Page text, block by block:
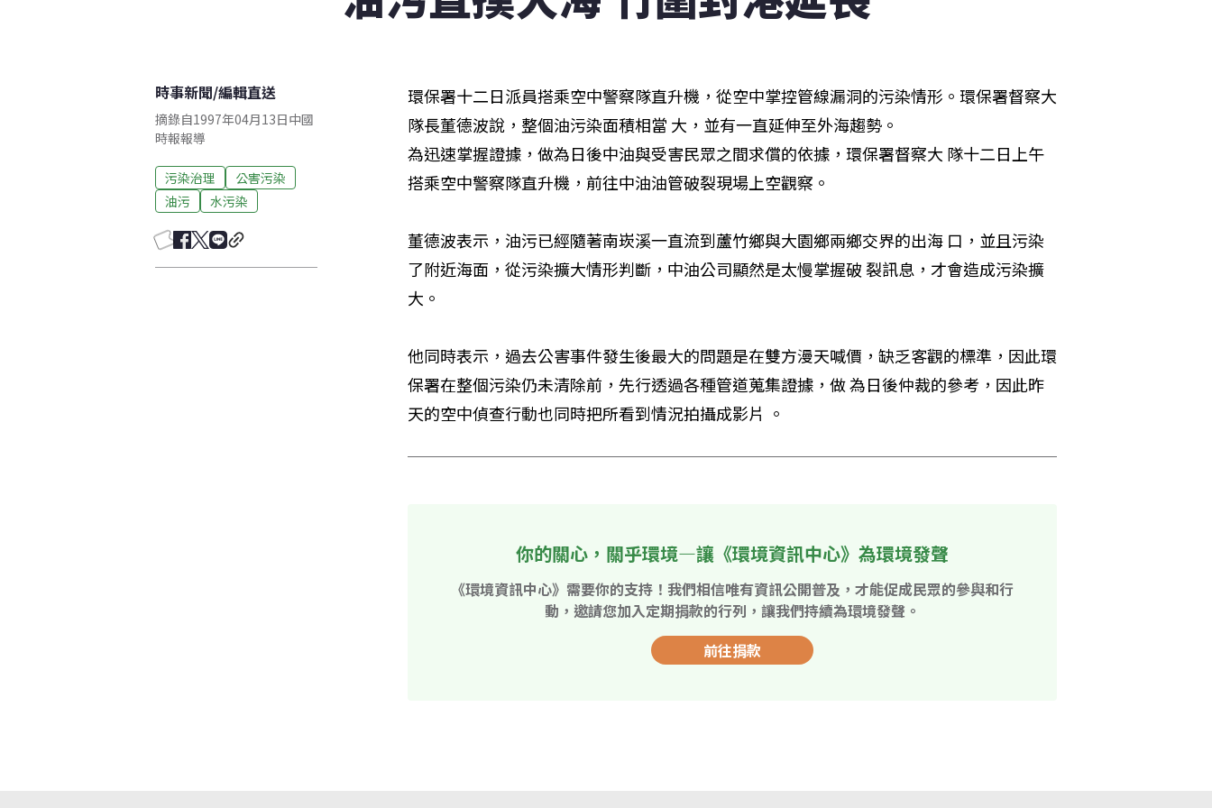
時事新聞/編輯直送
摘錄自1997年04月13日中國
時報報導
污染治理
公害污染
油污
水污染
環保署十二日派員搭乘空中警察隊直升機，從空中掌控管線漏洞的污染情形。環保署督察大
隊長董德波說，整個油污染面積相當 大，並有一直延伸至外海趨勢。
為迅速掌握證據，做為日後中油與受害民眾之間求償的依據，環保署督察大 隊十二日上午
搭乘空中警察隊直升機，前往中油油管破裂現場上空觀察。
董德波表示，油污已經隨著南崁溪一直流到蘆竹鄉與大園鄉兩鄉交界的出海 口，並且污染
了附近海面，從污染擴大情形判斷，中油公司顯然是太慢掌握破 裂訊息，才會造成污染擴
大。
他同時表示，過去公害事件發生後最大的問題是在雙方漫天喊價，缺乏客觀的標準，因此環
保署在整個污染仍未清除前，先行透過各種管道蒐集證據，做 為日後仲裁的參考，因此昨
天的空中偵查行動也同時把所看到情況拍攝成影片 。
你的關心，關乎環境—讓《環境資訊中心》為環境發聲
《環境資訊中心》需要你的支持！我們相信唯有資訊公開普及，才能促成民眾的參與和行
動，邀請您加入定期捐款的行列，讓我們持續為環境發聲。
前往捐款